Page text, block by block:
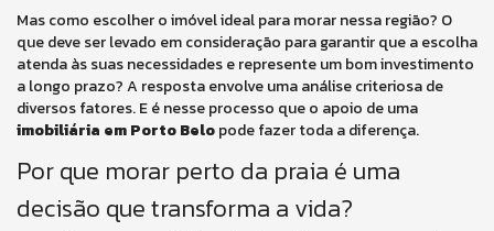
Mas como escolher o imóvel ideal para morar nessa região? O
que deve ser levado em consideração para garantir que a escolha
atenda às suas necessidades e represente um bom investimento
a longo prazo? A resposta envolve uma análise criteriosa de
diversos fatores. E é nesse processo que o apoio de uma
imobiliária em Porto Belopode fazer toda a diferença.
Por que morar perto da praia é uma
decisão que transforma a vida?